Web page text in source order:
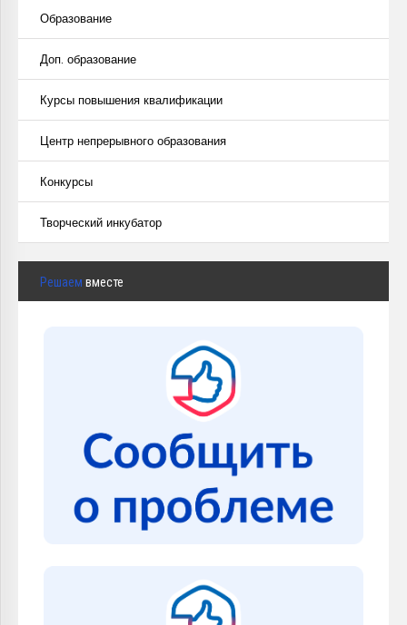
Образование
Доп. образование
Курсы повышения квалификации
Центр непрерывного образования
Конкурсы
Творческий инкубатор
Решаем вместе